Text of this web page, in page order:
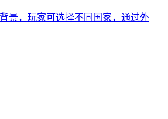
景，玩家可选择不同国家，通过外